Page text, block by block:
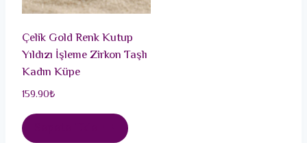
Çelik Gold Renk Kutup
Yıldızı İşleme Zirkon Taşlı
Kadın Küpe
159.90₺